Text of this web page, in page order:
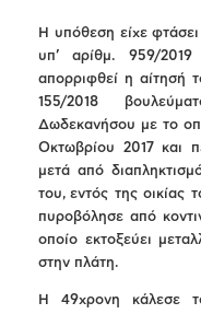
Η υπόθεση είχε
υπ’ αρίθμ. 959/
απορριφθεί η αίτησή
155/2018
Δωδεκανήσου με το
Οκτωβρίου 2017 και
μετά από
του, εντός της οικίας
πυροβόλησε από
οποίο εκτοξεύει
στην πλάτη.
Η 49χρονη κάλεσε